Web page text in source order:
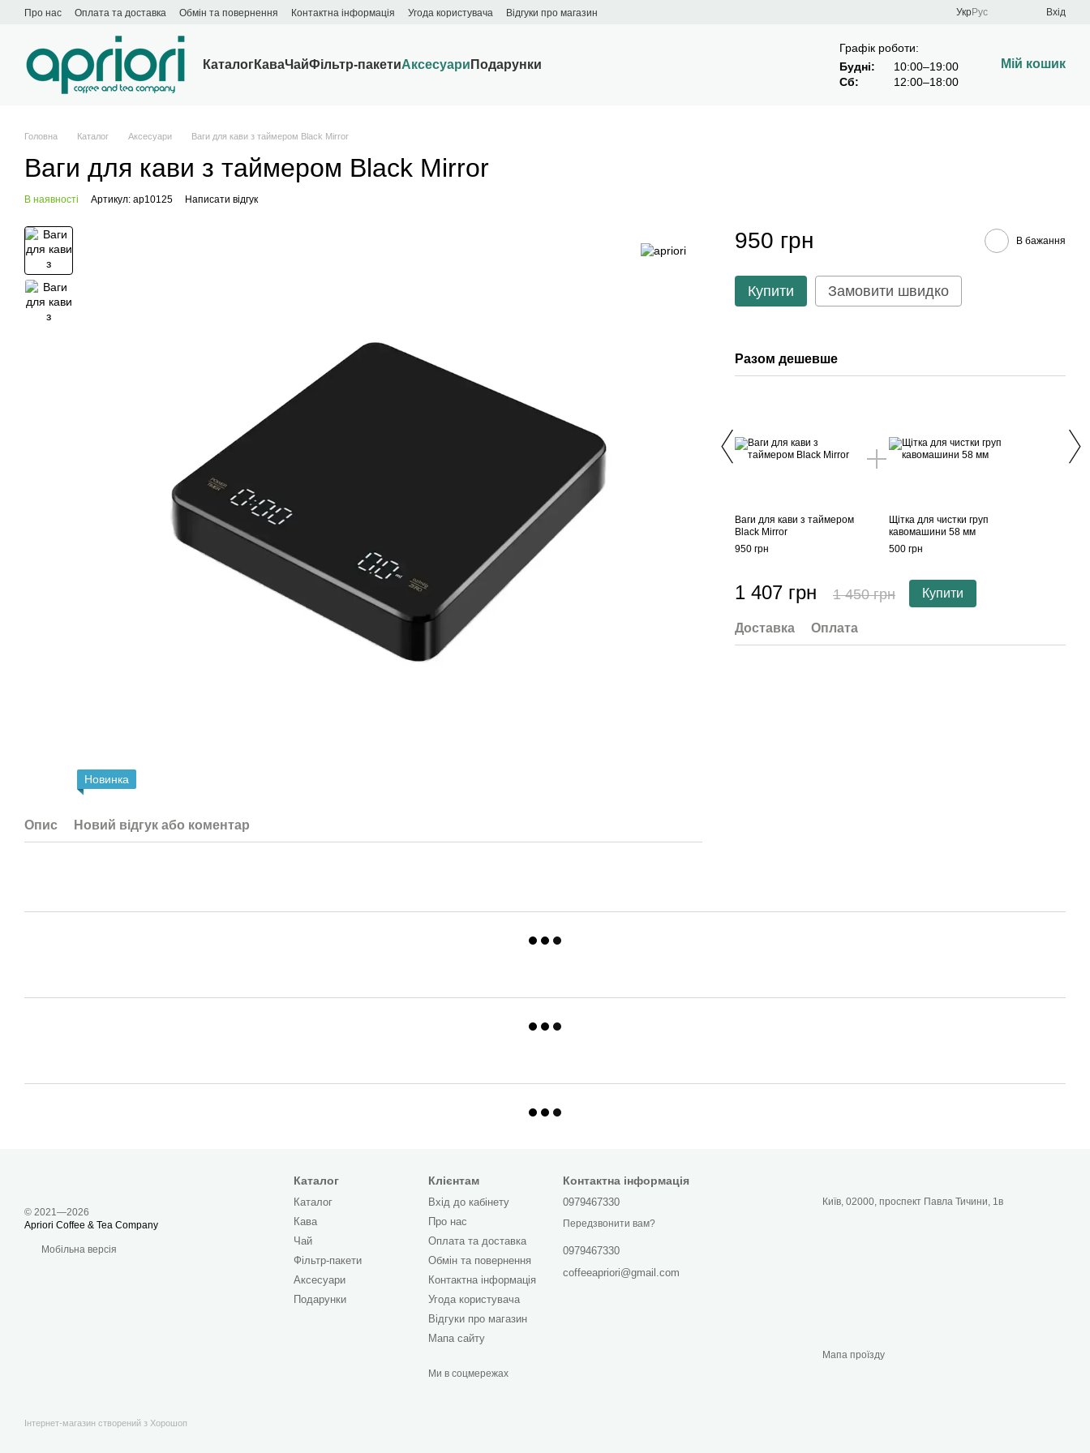
Перейти до основного контенту
Про нас Оплата та доставка Обмін та повернення Контактна інформація Угода користувача Відгуки про магазин УкрРус Вхід
КаталогКаваЧайФільтр-пакетиАксесуари Подарунки
Графік роботи:
Будні:
10:00–19:00
Сб:
12:00–18:00
Мій кошик
Головна Каталог Аксесуари Ваги для кави з таймером Black Mirror
Ваги для кави з таймером Black Mirror
В наявності Артикул: ap10125 Написати відгук
Новинка
Опис Новий відгук або коментар
950 грн В бажання
Купити Замовити швидко
Разом дешевше
Ваги для кави з таймером
Black Mirror
950 грн
Щітка для чистки груп
кавомашини 58 мм
500 грн
1 407 грн 1 450 грн Купити
Доставка Оплата
© 2021—2026
Apriori Coffee & Tea Company
Мобільна версія
Інтернет-магазин створений з Хорошоп
Каталог
Каталог
Кава
Чай
Фільтр-пакети
Аксесуари
Подарунки
Клієнтам
Вхід до кабінету
Про нас
Оплата та доставка
Обмін та повернення
Контактна інформація
Угода користувача
Відгуки про магазин
Мапа сайту
Ми в соцмережах
Контактна інформація
0979467330
Передзвонити вам?
0979467330
coffeeapriori@gmail.com
Київ, 02000, проспект Павла Тичини, 1в
Мапа проїзду